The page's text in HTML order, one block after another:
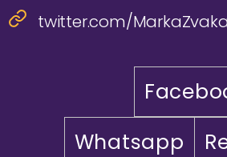
twitter.com/
Whatsapp